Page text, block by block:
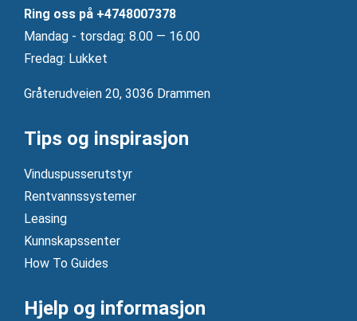
Ring oss på +4748007378
Mandag ‐ torsdag: 8.00 — 16.00
Fredag: Lukket
Gråterudveien 20, 3036 Drammen
Tips og inspirasjon
Vinduspusserutstyr
Rentvannssystemer
Leasing
Kunnskapssenter
How To Guides
Hjelp og informasjon